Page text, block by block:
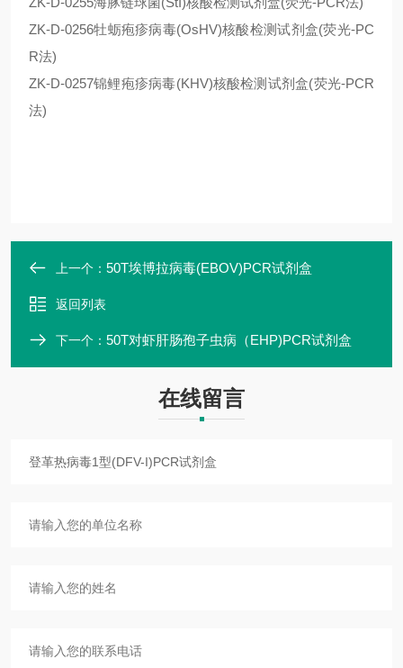
ZK-D-0256牡蛎疱疹病毒(OsHV)核酸检测试剂盒(荧光-PC
R法)
ZK-D-0257锦鲤疱疹病毒(KHV)核酸检测试剂盒(荧光-PCR
法)
上一个： 50T埃博拉病毒(EBOV)PCR试剂盒
返回列表
下一个： 50T对虾肝肠孢子虫病（EHP)PCR试剂盒
在线留言